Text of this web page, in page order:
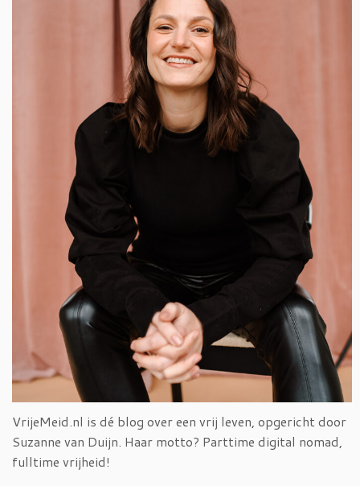
VrijeMeid.nl is dé blog over een vrij leven, opgericht door
Suzanne van Duijn. Haar motto? Parttime digital nomad,
fulltime vrijheid!